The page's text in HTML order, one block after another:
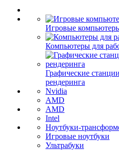
Игровые
Компьютеры для
Графические
рендеринга
Nvidia
AMD
AMD
Intel
Ноутбуки-
Игровые ноутбуки
Ультрабуки